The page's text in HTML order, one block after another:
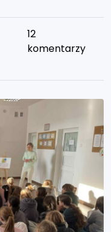
12
komentarzy